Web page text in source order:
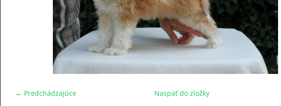
← Predchádzajúce Naspäť do zložky